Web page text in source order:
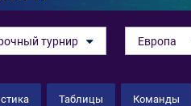
турнир Европа
Таблицы Команды